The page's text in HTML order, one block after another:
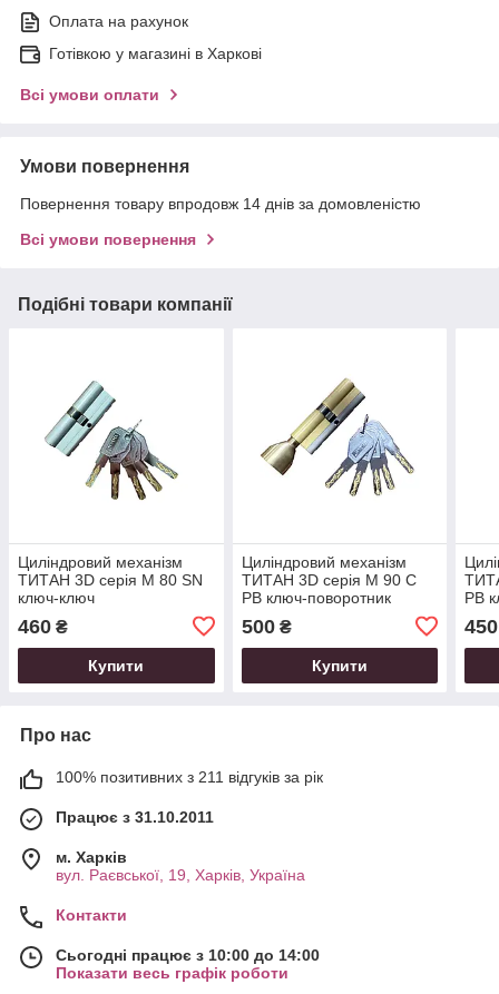
Оплата на рахунок
Готівкою у магазині в Харкові
Всі умови оплати
Умови повернення
Повернення товару впродовж 14 днів за домовленістю
Всі умови повернення
Подібні товари компанії
Циліндровий механізм
ТИТАН 3D серія M 80 SN
ключ-ключ
460 ₴
Купити
Циліндровий механізм
ТИТАН 3D серія M 90 C
PB ключ-поворотник
500₴
Купити
PB
450
Про нас
100% позитивних з 211 відгуків за рік
Працює з 31.10.2011
м. Харків
вул. Раєвської, 19, Харків, Україна
Контакти
Сьогодні працює з 10:00 до 14:00
Показати весь графік роботи